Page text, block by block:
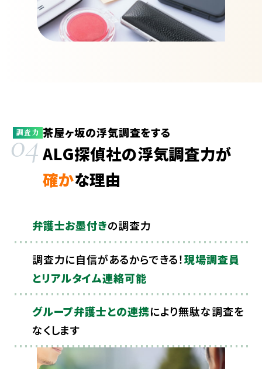
調査力
04茶屋ヶ坂の浮気調査をする
ALG探偵社の浮気調査力が
確かな理由
弁護士お墨付きの調査力
調査力に自信があるからできる！現場調査員
とリアルタイム連絡可能
グループ弁護士との連携により無駄な調査を
なくします